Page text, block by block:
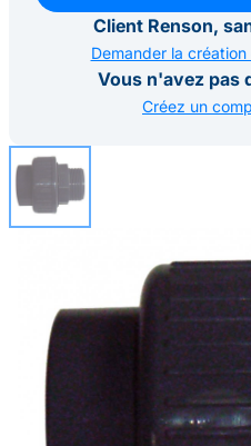
Je me
Client Renson,
Demander la
Vous n'avez pas
Créez un